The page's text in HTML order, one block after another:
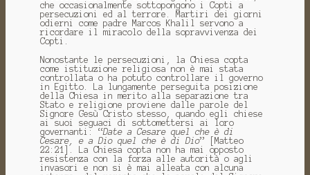
che occasionalmente sottopongono i Copti a
persecuzioni ed al terrore. Martiri dei giorni
odierni come padre Marcos Khalil servono a
ricordare il miracolo della sopravvivenza dei
Copti.
Nonostante le persecuzioni, la Chiesa copta
come istituzione religiosa non è mai stata
controllata o ha potuto controllare il governo
in Egitto. La lungamente perseguita posizione
della Chiesa in merito alla separazione tra
Stato e religione proviene dalle parole del
Signore Gesù Cristo stesso, quando egli chiese
ai suoi seguaci di sottomettersi ai loro
governanti: “Date a Cesare quel che è di
Cesare, e a Dio quel che è di Dio” [Matteo
22:21]. La Chiesa copta non ha mai opposto
resistenza con la forza alle autorità o agli
invasori e non si è mai alleata con alcuna